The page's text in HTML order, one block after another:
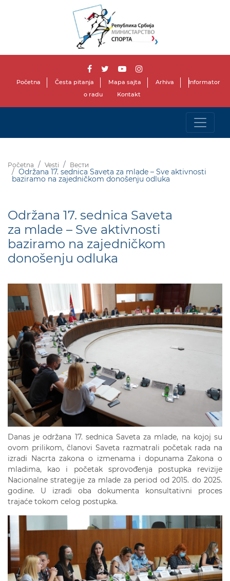
Početna Česta pitanja Mapa sajta Arhiva
Informator
o radu
Kontakt
Početna Vesti Вести
Održana 17. sednica Saveta za mlade – Sve aktivnosti
baziramo na zajedničkom donošenju odluka
Održana 17. sednica Saveta
za mlade – Sve aktivnosti
baziramo na zajedničkom
donošenju odluka
Danas je održana 17. sednica Saveta za mlade, na kojoj su
ovom prilikom, članovi Saveta razmatrali početak rada na
izradi Nacrta zakona o izmenama i dopunama Zakona o
mladima, kao i početak sprovođenja postupka revizije
Nacionalne strategije za mlade za period od 2015. do 2025.
godine. U izradi oba dokumenta konsultativni proces
trajaće tokom celog postupka.